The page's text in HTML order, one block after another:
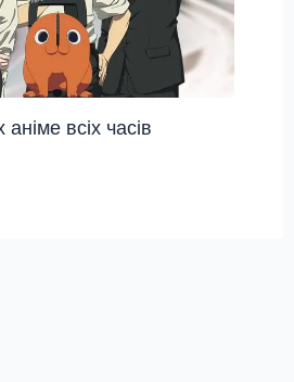
всіх часів